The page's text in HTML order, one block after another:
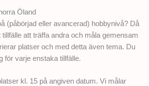
Öland
(påbörjad eller avancerad) hobbynivå? Då
att träffa andra och måla gemensam
platser och med detta även tema. Du
för varje enstaka tillfälle.
kl. 15 på angiven datum. Vi målar